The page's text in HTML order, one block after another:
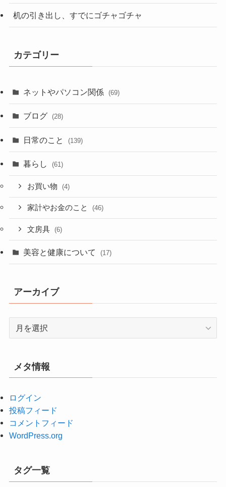
机の引き出し、すでにゴチャゴチャ
カテゴリー
ネットやパソコン関係 (69)
ブログ (28)
日常のこと (139)
暮らし (61)
お買い物 (4)
家計やお金のこと (46)
文房具 (6)
美容と健康について (17)
アーカイブ
メタ情報
ログイン
投稿フィード
コメントフィード
WordPress.org
タグ一覧